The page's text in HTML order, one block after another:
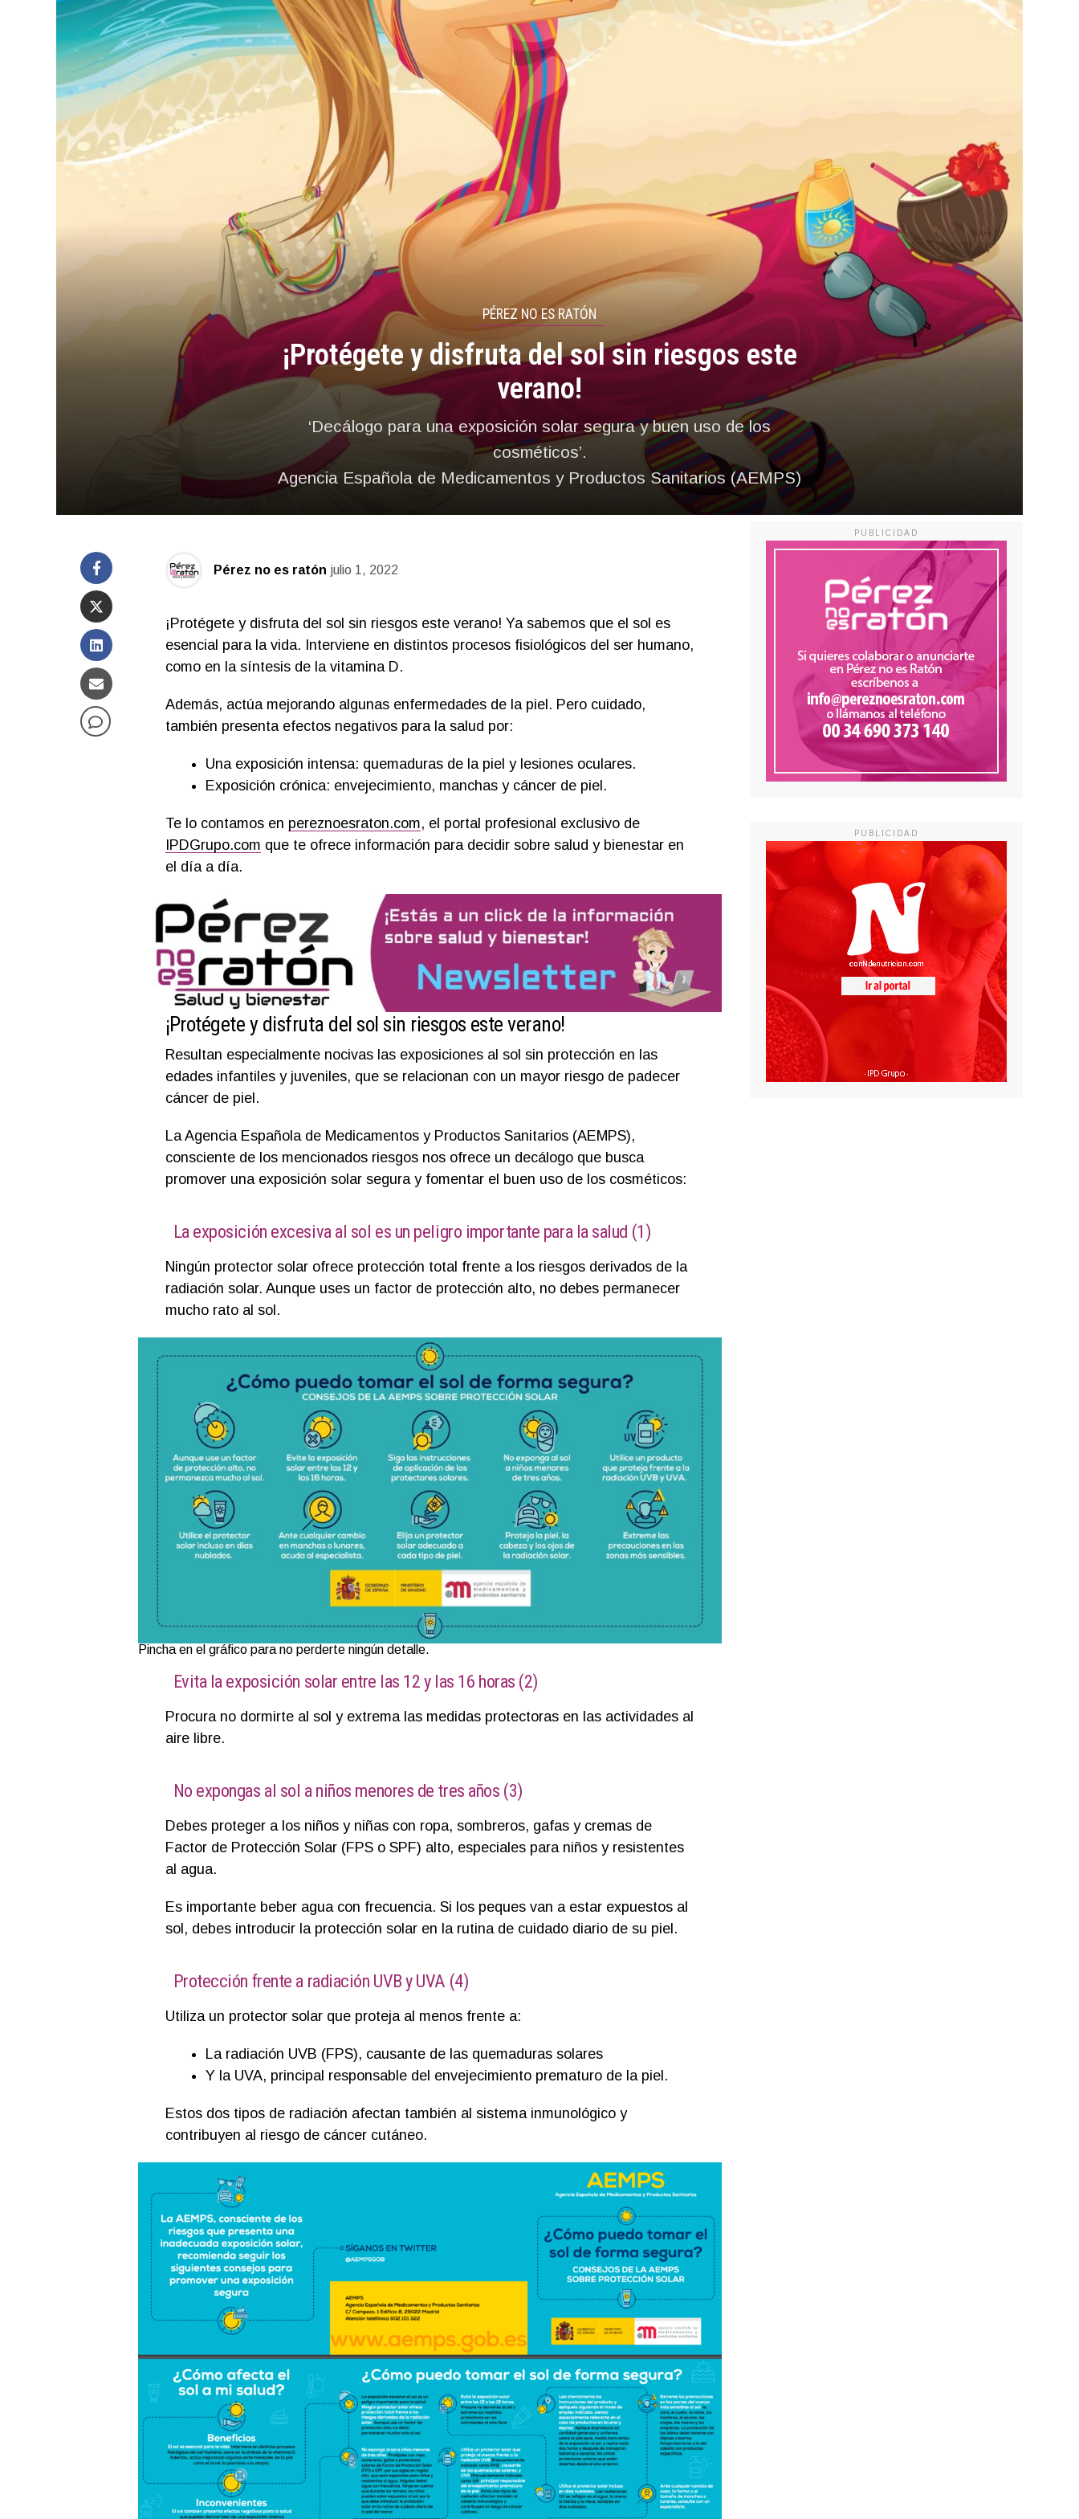
PÉREZ NO ES RATÓN
¡Protégete y disfruta del sol sin riesgos este
verano!
‘Decálogo para una exposición solar segura y buen uso de los
cosméticos’.
Agencia Española de Medicamentos y Productos Sanitarios (AEMPS)
Pérez no es ratón julio 1, 2022
¡Protégete y disfruta del sol sin riesgos este verano! Ya sabemos que el sol es
esencial para la vida. Interviene en distintos procesos fisiológicos del ser humano,
como en la síntesis de la vitamina D.
Además, actúa mejorando algunas enfermedades de la piel. Pero cuidado,
también presenta efectos negativos para la salud por:
Una exposición intensa: quemaduras de la piel y lesiones oculares.
Exposición crónica: envejecimiento, manchas y cáncer de piel.
Te lo contamos en pereznoesraton.com, el portal profesional exclusivo de
IPDGrupo.com que te ofrece información para decidir sobre salud y bienestar en
el día a día.
¡Protégete y disfruta del sol sin riesgos este verano!
Resultan especialmente nocivas las exposiciones al sol sin protección en las
edades infantiles y juveniles, que se relacionan con un mayor riesgo de padecer
cáncer de piel.
La Agencia Española de Medicamentos y Productos Sanitarios (AEMPS),
consciente de los mencionados riesgos nos ofrece un decálogo que busca
promover una exposición solar segura y fomentar el buen uso de los cosméticos:
La exposición excesiva al sol es un peligro importante para la salud (1)
Ningún protector solar ofrece protección total frente a los riesgos derivados de la
radiación solar. Aunque uses un factor de protección alto, no debes permanecer
mucho rato al sol.
Pincha en el gráfico para no perderte ningún detalle.
Evita la exposición solar entre las 12 y las 16 horas (2)
Procura no dormirte al sol y extrema las medidas protectoras en las actividades al
aire libre.
No expongas al sol a niños menores de tres años (3)
Debes proteger a los niños y niñas con ropa, sombreros, gafas y cremas de
Factor de Protección Solar (FPS o SPF) alto, especiales para niños y resistentes
al agua.
Es importante beber agua con frecuencia. Si los peques van a estar expuestos al
sol, debes introducir la protección solar en la rutina de cuidado diario de su piel.
Protección frente a radiación UVB y UVA (4)
Utiliza un protector solar que proteja al menos frente a:
La radiación UVB (FPS), causante de las quemaduras solares
Y la UVA, principal responsable del envejecimiento prematuro de la piel.
Estos dos tipos de radiación afectan también al sistema inmunológico y
contribuyen al riesgo de cáncer cutáneo.
PUBLICIDAD
PUBLICIDAD